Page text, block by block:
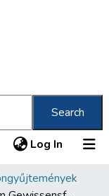
Search
Log In (current)